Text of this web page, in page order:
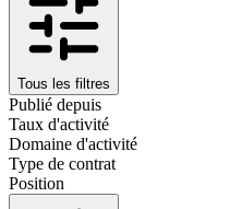
Tous les filtres
Publié depuis
Taux d'activité
Domaine d'activité
Type de contrat
Position